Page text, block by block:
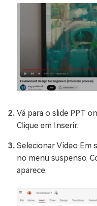
Vá para o slide PPT
Clique em Inserir.
Selecionar Vídeo Em
no menu suspenso.
aparece.